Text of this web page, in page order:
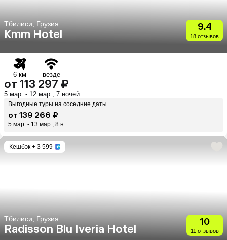
Тбилиси, Грузия
Kmm Hotel
9.4
18 отзывов
6 км везде
от 113 297 ₽
5 мар. - 12 мар., 7 ночей
Выгодные туры на соседние даты
от 139 266 ₽
5 мар. - 13 мар., 8 н.
Кешбэк + 3 599
Тбилиси, Грузия
Radisson Blu Iveria Hotel
10
11 отзывов